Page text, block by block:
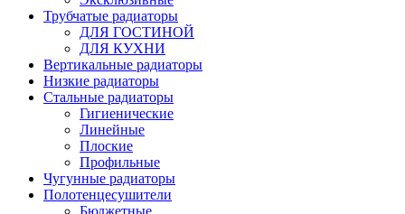
Трубчатые радиаторы
ДЛЯ ГОСТИНОЙ
ДЛЯ КУХНИ
Вертикальные радиаторы
Низкие радиаторы
Стальные радиаторы
Гигиенические
Линейные
Плоские
Профильные
Чугунные радиаторы
Полотенцесушители
Бюджетные